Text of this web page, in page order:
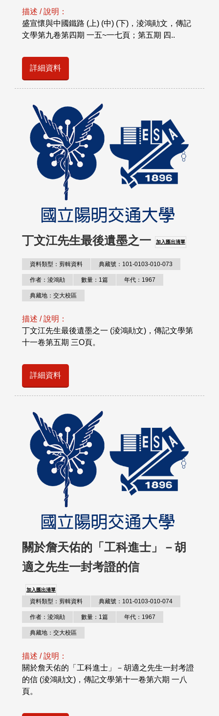
描述 / 說明：
盛宣懷與中國鐵路 (上) (中) (下)，淩鴻勛文，傳記
文學第九卷第四期 一五~一七頁；第五期 四..
詳細資料
丁文江先生最後遺墨之一 加入匯出清單
資料類型：剪輯資料 典藏號：101-0103-010-073
作者：淩鴻勛 數量：1篇 年代：1967
典藏地：交大校區
描述 / 說明：
丁文江先生最後遺墨之一 (淩鴻勛文)，傳記文學第
十一卷第五期 三O頁。
詳細資料
關於詹天佑的「工科進士」－胡
適之先生一封考證的信
加入匯出清單
資料類型：剪輯資料 典藏號：101-0103-010-074
作者：淩鴻勛 數量：1篇 年代：1967
典藏地：交大校區
描述 / 說明：
關於詹天佑的「工科進士」－胡適之先生一封考證
的信 (淩鴻勛文)，傳記文學第十一卷第六期 一八
頁。